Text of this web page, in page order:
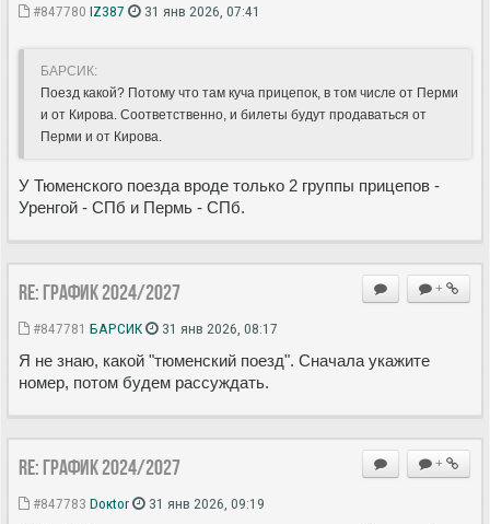
#847780 IZ387 31 янв 2026, 07:41
БАРСИК:
Поезд какой? Потому что там куча прицепок, в том числе от Перми
и от Кирова. Соответственно, и билеты будут продаваться от
Перми и от Кирова.
У Тюменского поезда вроде только 2 группы прицепов -
Уренгой - СПб и Пермь - СПб.
+
Re: ГРАФИК 2024/2027
#847781 БАРСИК 31 янв 2026, 08:17
Я не знаю, какой "тюменский поезд". Сначала укажите
номер, потом будем рассуждать.
+
Re: ГРАФИК 2024/2027
#847783 Doкtor 31 янв 2026, 09:19